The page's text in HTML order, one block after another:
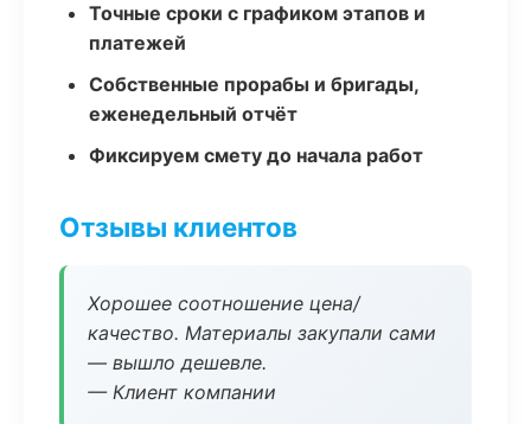
Точные сроки с графиком этапов и
платежей
Собственные прорабы и бригады,
еженедельный отчёт
Фиксируем смету до начала работ
Отзывы клиентов
Хорошее соотношение цена/
качество. Материалы закупали сами
— вышло дешевле.
— Клиент компании